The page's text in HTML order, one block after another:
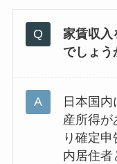
家賃収入
でしょう
日本国
産所得が
り確定
内居住者